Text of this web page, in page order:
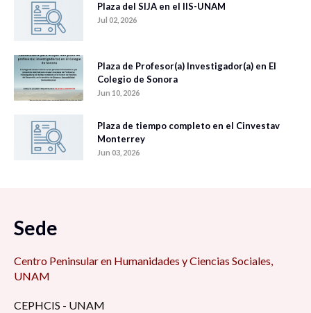
Plaza del SIJA en el IIS-UNAM
Jul 02, 2026
Plaza de Profesor(a) Investigador(a) en El
Colegio de Sonora
Jun 10, 2026
Plaza de tiempo completo en el Cinvestav
Monterrey
Jun 03, 2026
Sede
Centro Peninsular en Humanidades y Ciencias Sociales,
UNAM
CEPHCIS - UNAM